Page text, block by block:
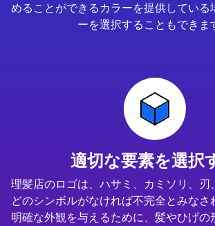
めることができるカラーを提供している
ーを選択することもできま
適切な要素を選択
理髪店のロゴは、ハサミ、カミソリ、刃
どのシンボルがなければ不完全とみなさ
明確な外観を与えるために、髪やひげの